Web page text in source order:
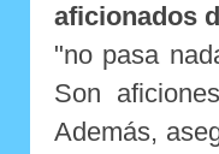
aficionados
"no pasa
Son
Además,